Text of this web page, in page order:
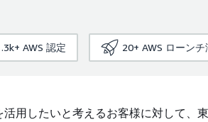
AWS 認定 20+ AWS ローン
用したいと考えるお客様に対して、